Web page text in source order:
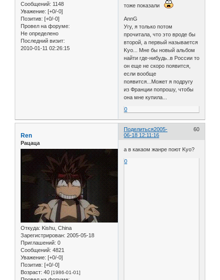
Сообщений: 1148
Уважение: [+0/-0]
Позитив: [+0/-0]
Провел на форуме:
Не определено
Последний визит:
2010-01-11 02:26:15
тоже показали
AnnG
Угу, я только потом
прочитала, что это вроде бы
второй, а первый называется
Kyo... Мне бы новый альбом
найти где-нибудь..в России то
он еще не скоро появится,
если вообще
появится...Может я подругу
из Франции попрошу, чтобы
она мне купила...
0
Поделиться 60
2005-
06-18 12:11:16
Ren
Рацаца
Откуда: Kishu, China
Зарегистрирован: 2005-05-18
Приглашений: 0
Сообщений: 4821
Уважение: [+0/-0]
Позитив: [+0/-0]
Возраст: 40 [1986-01-01]
а в какаом жанре поют Kyo?
0